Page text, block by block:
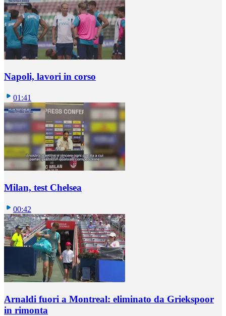
Napoli, lavori in corso
01:41
Milan, test Chelsea
00:42
Arnaldi fuori a Montreal: eliminato da Griekspoor
in rimonta